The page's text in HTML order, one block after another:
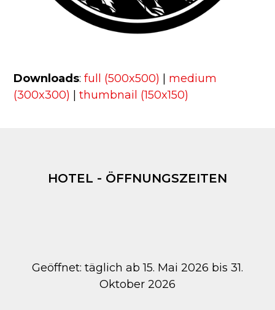
Downloads:full (500x500)
medium
(300x300)
|thumbnail (150x150)
HOTEL - ÖFFNUNGSZEITEN
Geöffnet: täglich ab 15. Mai 2026 bis 31.
Oktober 2026